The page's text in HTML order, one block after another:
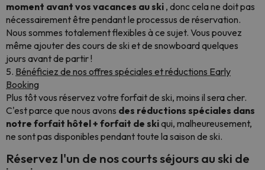
moment avant vos vacances au ski , donc cela ne doit pas
nécessairement être pendant le processus de réservation.
Nous sommes totalement flexibles à ce sujet. Vous pouvez
même ajouter des cours de ski et de snowboard quelques
jours avant de partir !
5. Bénéficiez de nos offres spéciales et réductions Early
Booking
Plus tôt vous réservez votre forfait de ski, moins il sera cher.
C'est parce que nous avons des réductions spéciales dans
notre forfait hôtel + forfait de skiqui, malheureusement,
ne sont pas disponibles pendant toute la saison de ski.
Réservez l'un de nos courts séjours au ski de